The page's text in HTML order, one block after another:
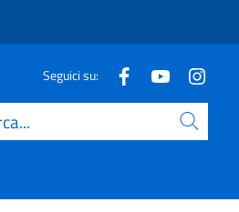
Seguici su: